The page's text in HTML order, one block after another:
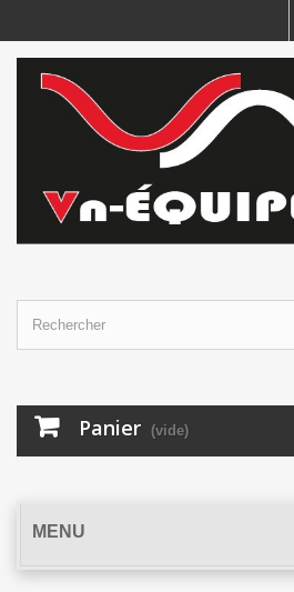
Panier (vide)
MENU